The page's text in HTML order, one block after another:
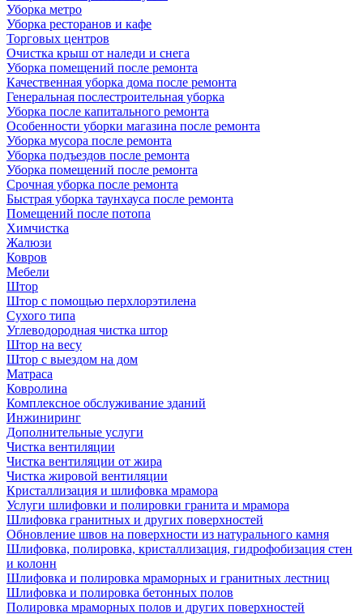
Уборка метро
Уборка ресторанов и кафе
Торговых центров
Очистка крыш от наледи и снега
Уборка помещений после ремонта
Качественная уборка дома после ремонта
Генеральная послестроительная уборка
Уборка после капитального ремонта
Особенности уборки магазина после ремонта
Уборка мусора после ремонта
Уборка подъездов после ремонта
Уборка помещений после ремонта
Срочная уборка после ремонта
Быстрая уборка таунхауса после ремонта
Помещений после потопа
Химчистка
Жалюзи
Ковров
Мебели
Штор
Штор с помощью перхлорэтилена
Сухого типа
Углеводородная чистка штор
Штор на весу
Штор с выездом на дом
Матраса
Ковролина
Комплексное обслуживание зданий
Инжиниринг
Дополнительные услуги
Чистка вентиляции
Чистка вентиляции от жира
Чистка жировой вентиляции
Кристаллизация и шлифовка мрамора
Услуги шлифовки и полировки гранита и мрамора
Шлифовка гранитных и других поверхностей
Обновление швов на поверхности из натурального камня
Шлифовка, полировка, кристаллизация, гидрофобизация стен
и колонн
Шлифовка и полировка мраморных и гранитных лестниц
Шлифовка и полировка бетонных полов
Полировка мраморных полов и других поверхностей